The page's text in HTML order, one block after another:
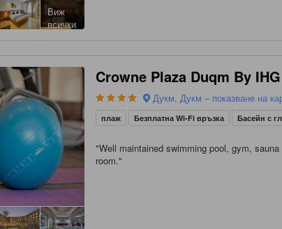
Виж
всички
Crowne Plaza Duqm By IHG
Дукм, Дукм – показване на
плаж Безплатна Wi-Fi връзка Басейн с
"Well maintained swimming pool, gym,
room."